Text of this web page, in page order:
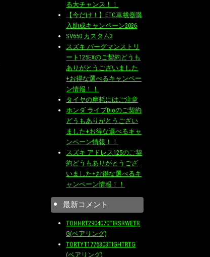
る大チャンス！！
【今だけ！】ETC車載器購
入助成キャンペーン2026
SV650 カスタム3
スズキ バーグマンストリ
ート125EXのご契約どうも
ありがとうございました
+お得な選べるキャンペー
ン情報！！
タイヤの摩耗にはご注意
ホンダ ライブDioのご契約
どうもありがとうござい
ました+お得な選べるキャ
ンペーン情報！！
スズキ アドレス125のご契
約どうもありがとうござ
いました+お得な選べるキ
ャンペーン情報！！
最新コメント
TOHHRT2904070TIRSRWETR
G(ベアリング)
TORTYT1776303TIGHTRTG
(ベアリング)